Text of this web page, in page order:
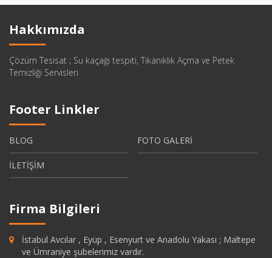
Hakkımızda
Çözüm Tesisat ; Su kaçağı tespiti, Tıkanıklık Açma ve Petek
Temizliği Servisleri
Footer Linkler
BLOG FOTO GALERİ
İLETİŞİM
Firma Bilgileri
İstabul Avcılar , Eyüp , Esenyurt ve Anadolu Yakası ; Maltepe
ve Ümraniye şubelerimiz vardır.